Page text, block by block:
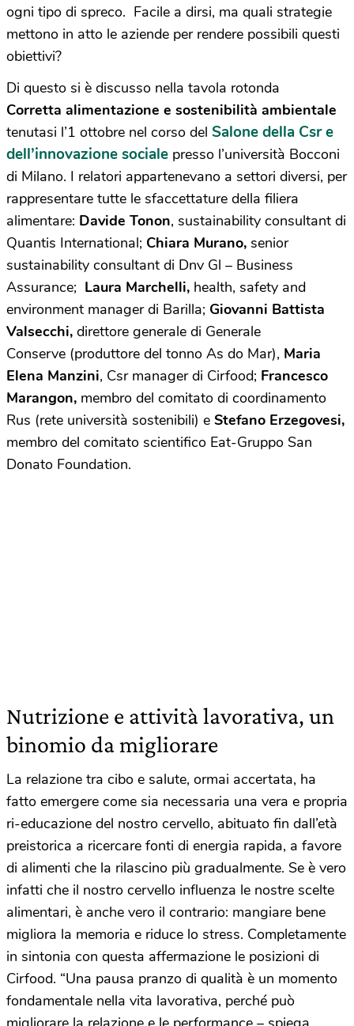
ogni tipo di spreco. Facile a dirsi, ma quali strategie
mettono in atto le aziende per rendere possibili questi
obiettivi?
Di questo si è discusso nella tavola rotonda
Corretta alimentazione e sostenibilità ambientale
tenutasi l’1 ottobre nel corso del Salone della Csr e
dell’innovazione sociale presso l’università Bocconi
di Milano. I relatori appartenevano a settori diversi, per
rappresentare tutte le sfaccettature della filiera
alimentare: Davide Tonon, sustainability consultant di
Quantis International; Chiara Murano, senior
sustainability consultant di Dnv Gl – Business
Assurance; Laura Marchelli, health, safety and
environment manager di Barilla; Giovanni Battista
Valsecchi, direttore generale di Generale
Conserve (produttore del tonno As do Mar), Maria
Elena Manzini, Csr manager di Cirfood; Francesco
Marangon, membro del comitato di coordinamento
Rus (rete università sostenibili) e Stefano Erzegovesi,
membro del comitato scientifico Eat-Gruppo San
Donato Foundation.
Nutrizione e attività lavorativa, un
binomio da migliorare
La relazione tra cibo e salute, ormai accertata, ha
fatto emergere come sia necessaria una vera e propria
ri-educazione del nostro cervello, abituato fin dall’età
preistorica a ricercare fonti di energia rapida, a favore
di alimenti che la rilascino più gradualmente. Se è vero
infatti che il nostro cervello influenza le nostre scelte
alimentari, è anche vero il contrario: mangiare bene
migliora la memoria e riduce lo stress. Completamente
in sintonia con questa affermazione le posizioni di
Cirfood. “Una pausa pranzo di qualità è un momento
fondamentale nella vita lavorativa, perché può